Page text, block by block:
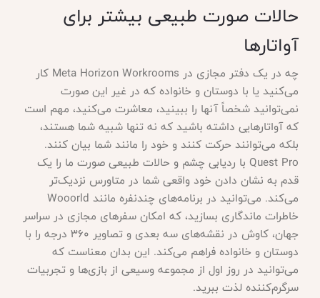
حالات صورت طبیعی بیشتر برای
آواتارها
چه در یک دفتر مجازی در Meta Horizon Workrooms کار
می‌کنید یا با دوستان و خانواده که در غیر این صورت
نمی‌توانید شخصاً آنها را ببینید، معاشرت می‌کنید، مهم است
که آواتارهایی داشته باشید که نه تنها شبیه شما هستند،
بلکه می‌توانند حرکت کنند و خود را مانند شما بیان کنند.
Quest Pro با ردیابی چشم و حالات طبیعی صورت ما را یک
قدم به نشان دادن خود واقعی شما در متاورس نزدیک‌تر
می‌کند. می‌توانید در برنامه‌های چندنفره مانند Wooorld
خاطرات ماندگاری بسازید، که امکان سفرهای مجازی در سراسر
جهان، کاوش در نقشه‌های سه بعدی و تصاویر 360 درجه را با
دوستان و خانواده فراهم می‌کند. این بدان معناست که
می‌توانید در روز اول از مجموعه وسیعی از بازی‌ها و تجربیات
سرگرم‌کننده لذت ببرید.